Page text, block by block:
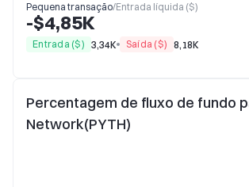
Pequena transação/Entrada líquida ($)
-$4,85K
Entrada ($) 3,34K Saída ($) 8,18K
Percentagem de fluxo de fundo
Network(PYTH)